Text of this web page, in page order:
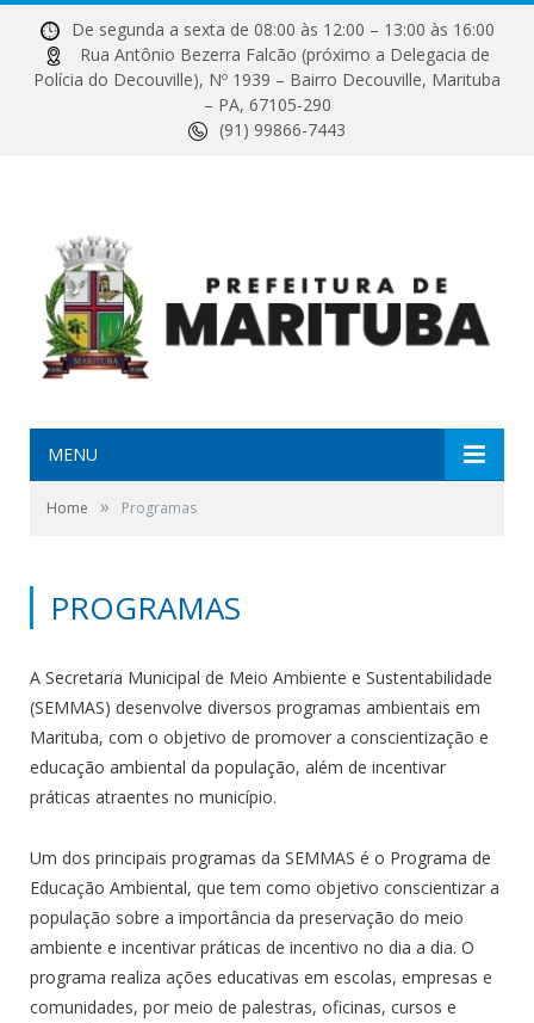
De segunda a sexta de 08:00 às 12:00 – 13:00 às 16:00
Rua Antônio Bezerra Falcão (próximo a Delegacia de
Polícia do Decouville), Nº 1939 – Bairro Decouville, Marituba
– PA, 67105-290
(91) 99866-7443
MENU
Home » Programas
PROGRAMAS
A Secretaria Municipal de Meio Ambiente e Sustentabilidade
(SEMMAS) desenvolve diversos programas ambientais em
Marituba, com o objetivo de promover a conscientização e
educação ambiental da população, além de incentivar
práticas atraentes no município.
Um dos principais programas da SEMMAS é o Programa de
Educação Ambiental, que tem como objetivo conscientizar a
população sobre a importância da preservação do meio
ambiente e incentivar práticas de incentivo no dia a dia. O
programa realiza ações educativas em escolas, empresas e
comunidades, por meio de palestras, oficinas, cursos e